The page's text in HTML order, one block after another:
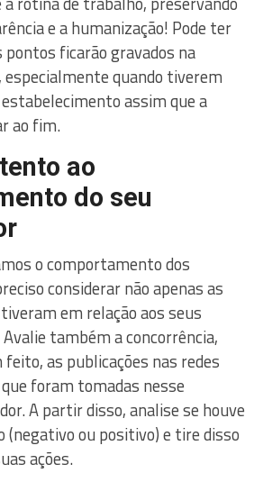
e a humanização! Pode ter
ficarão gravados na
especialmente quando tiverem
assim que a
ao fim.
ao
do seu
o comportamento dos
considerar não apenas as
em relação aos seus
também a concorrência,
as publicações nas redes
foram tomadas nesse
A partir disso, analise se houve
ou positivo) e tire disso
ações.